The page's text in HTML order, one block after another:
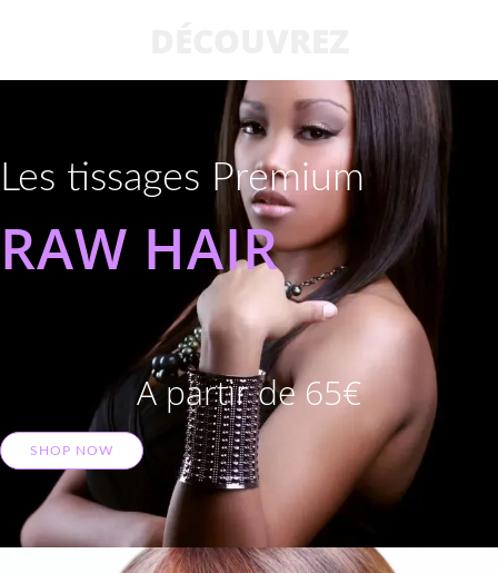
Les tissages Premium
RAW HAIR
A partir de 65€
SHOP NOW